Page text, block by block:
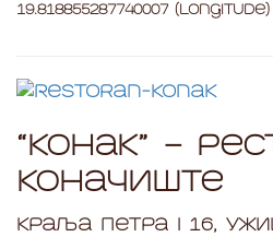
19.818855287740007 (Longitude)
“Конак” –
коначиште
Краља Петра I 16,